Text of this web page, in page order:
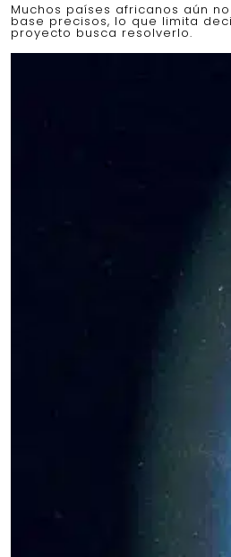
Muchos países africanos aún
base precisos, lo que limita
proyecto busca resolverlo.